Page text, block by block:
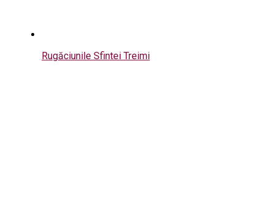
Rugăciunile Sfintei Treimi